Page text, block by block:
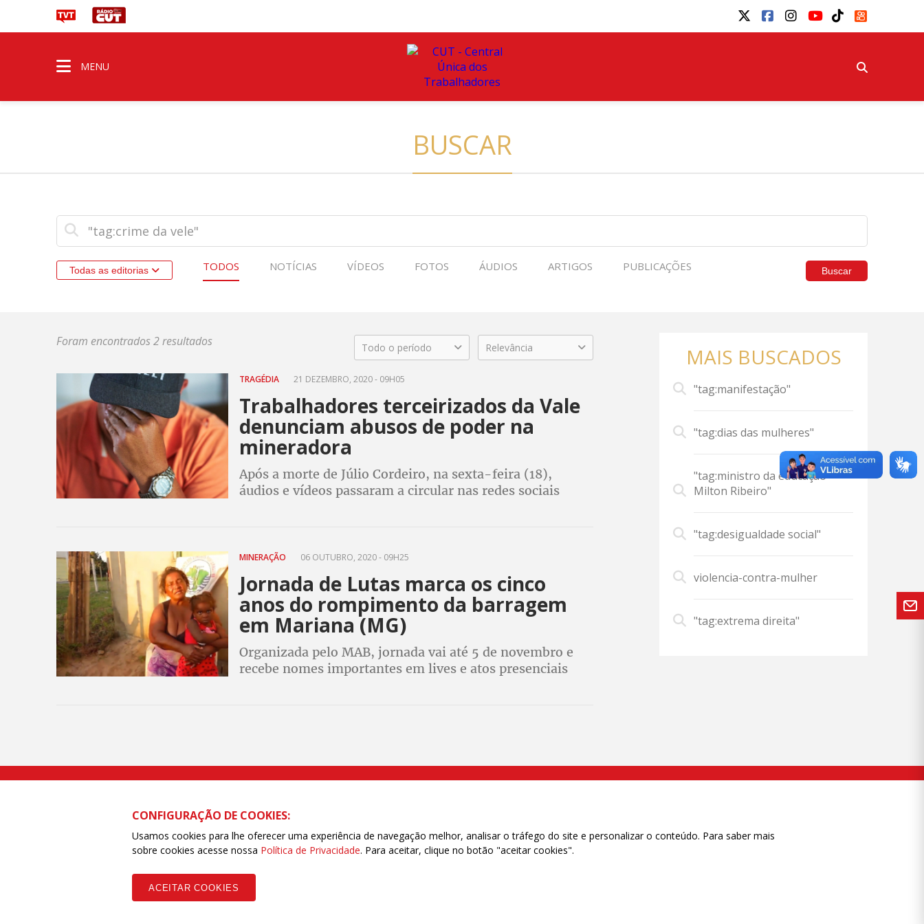
MENU
BUSCAR
Todas as editorias TODOS NOTÍCIAS VÍDEOS FOTOS ÁUDIOS ARTIGOS PUBLICAÇÕES Buscar
Foram encontrados 2 resultados Todo o período Relevância
TRAGÉDIA 21 DEZEMBRO, 2020 - 09H05
Trabalhadores terceirizados da Vale
denunciam abusos de poder na
mineradora
Após a morte de Júlio Cordeiro, na sexta-feira (18),
áudios e vídeos passaram a circular nas redes sociais
MINERAÇÃO 06 OUTUBRO, 2020 - 09H25
Jornada de Lutas marca os cinco
anos do rompimento da barragem
em Mariana (MG)
Organizada pelo MAB, jornada vai até 5 de novembro e
recebe nomes importantes em lives e atos presenciais
MAIS BUSCADOS
"tag:manifestação"
"tag:dias das mulheres"
"tag:ministro da educação
Milton Ribeiro"
"tag:desigualdade social"
violencia-contra-mulher
"tag:extrema direita"
Rua Caetano Pinto nº 575 CEP 03041-000 Brás, São Paulo/SP | Telefone (11) 2108 9200 - Fax (11) 2108 9310
Copyleft CUT Central Única dos Trabalhadores 3.960 - Entidades Filiadas | 7.933.029 - Trabalhadores(as) Associados | 25.831.443 - Trabalhadores(as) na Base
CONFIGURAÇÃO DE COOKIES:
Usamos cookies para lhe oferecer uma experiência de navegação melhor, analisar o tráfego do site e personalizar o conteúdo. Para saber mais
sobre cookies acesse nossa Política de Privacidade. Para aceitar, clique no botão "aceitar cookies".
ACEITAR COOKIES